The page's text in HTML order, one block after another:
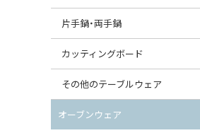
丸皿
スープ皿
丸鉢・どんぶり・ボウル
茶碗
りんごポット小
キャニスター
つぼ
片手鍋・両手鍋
ソースパン（片手鍋）
スープチュリーン
カッティングボード
角型カッティングボード
丸型カッティングボード
その他のテーブルウェア
調味料入れ
オーブンウェア